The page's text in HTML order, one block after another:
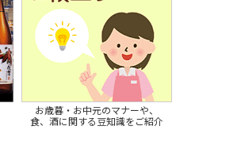
お歳暮・お中元のマナーや、
食、酒に関する豆知識をご紹介